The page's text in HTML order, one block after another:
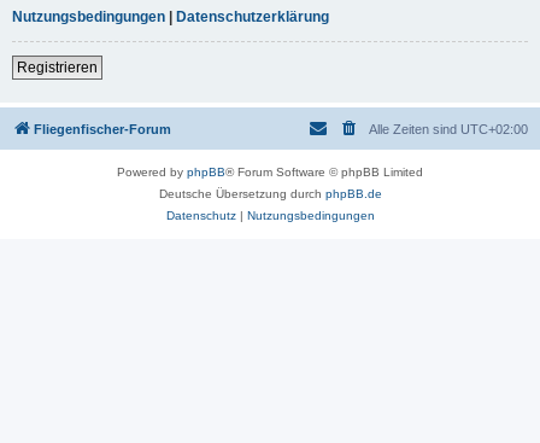
Nutzungsbedingungen
Datenschutzerklärung
Registrieren
Fliegenfischer-Forum Alle Zeiten sind UTC+02:00
Powered by phpBB® Forum Software © phpBB Limited
Deutsche Übersetzung durch phpBB.de
Datenschutz| Nutzungsbedingungen